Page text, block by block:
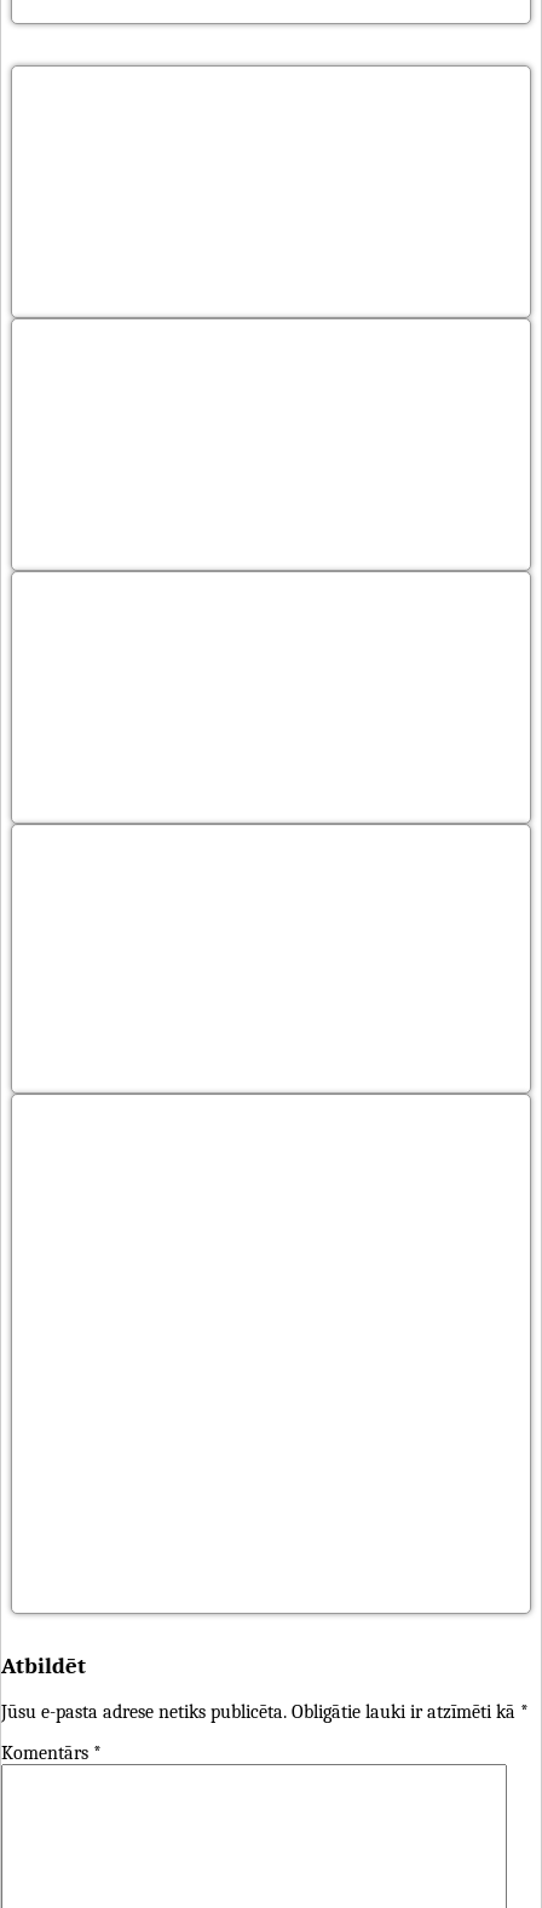
Atbildēt
Jūsu e-pasta adrese netiks publicēta. Obligātie lauki ir atzīmēti kā *
Komentārs *